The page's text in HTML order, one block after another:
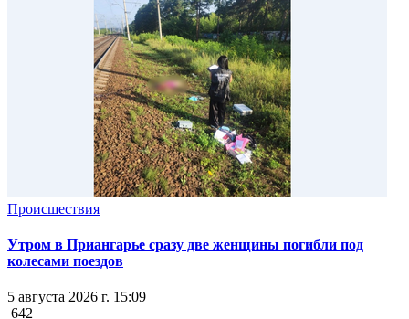
Происшествия
Утром в Приангарье сразу две женщины погибли под
колесами поездов
5 августа 2026 г. 15:09
642